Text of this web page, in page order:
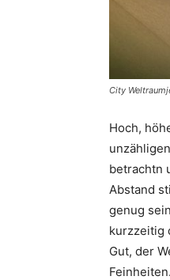
City
Hoch,
betrachtn
Abstand
genug
kurzzeitig
Gut, der